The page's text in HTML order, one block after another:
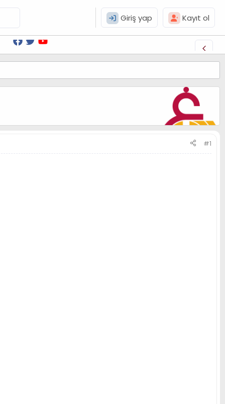
Giriş yap Kayıt ol
#1